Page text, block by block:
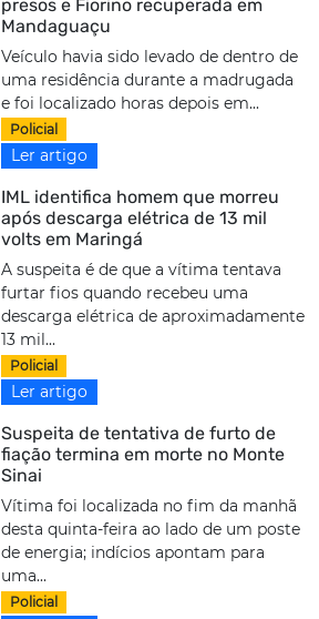
presos e Fiorino recuperada em
Mandaguaçu
Veículo havia sido levado de dentro de
uma residência durante a madrugada
e foi localizado horas depois em...
Policial
Ler artigo
IML identifica homem que morreu
após descarga elétrica de 13 mil
volts em Maringá
A suspeita é de que a vítima tentava
furtar fios quando recebeu uma
descarga elétrica de aproximadamente
13 mil...
Policial
Ler artigo
Suspeita de tentativa de furto de
fiação termina em morte no Monte
Sinai
Vítima foi localizada no fim da manhã
desta quinta-feira ao lado de um poste
de energia; indícios apontam para
uma...
Policial